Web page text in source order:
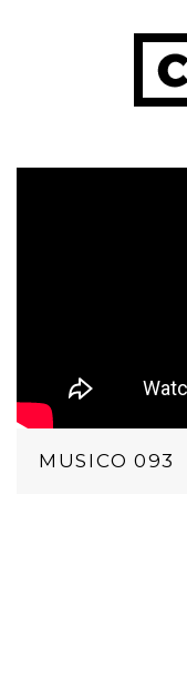
MUSICO 093